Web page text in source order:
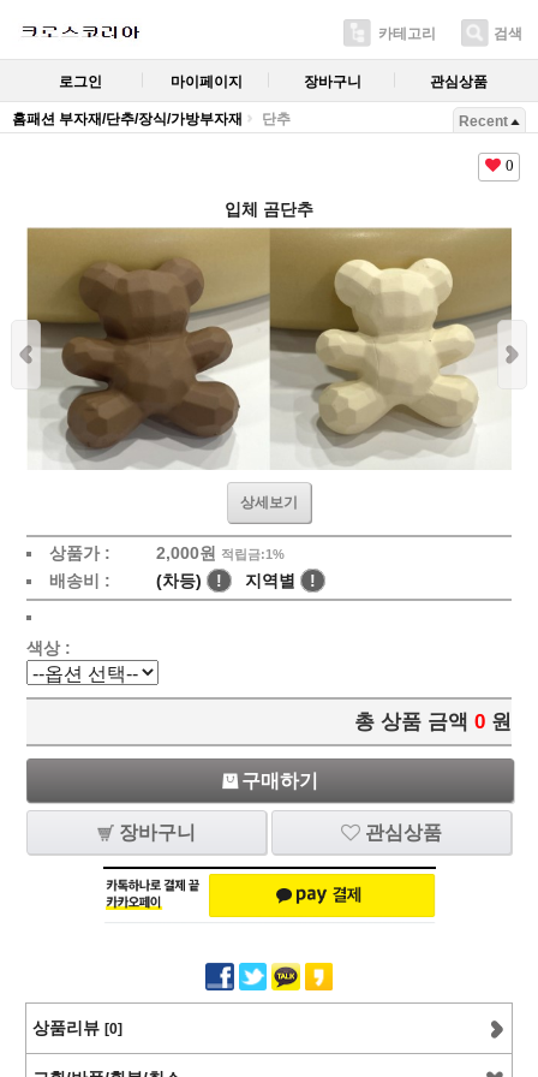
카테고리 검색
로그인 마이페이지 장바구니 관심상품
홈패션 부자재/단추/장식/가방부자재 단추 Recent
0
입체 곰단추
상세보기
상품가 : 2,000원 적립금:1%
배송비 : (차등) ! 지역별 !
색상 :
총 상품 금액 0 원
구매하기
장바구니 관심상품
상품리뷰 [0]